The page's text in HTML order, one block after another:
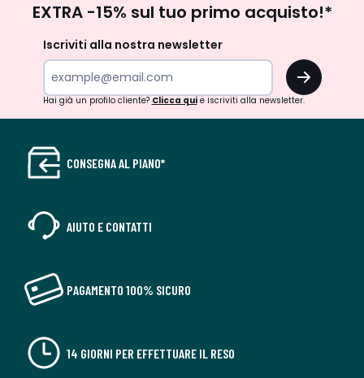
newsletter
EXTRA -15% sul tuo primo acquisto!*
Iscriviti alla nostra newsletter
OK
Hai già un profilo cliente? Clicca quie iscriviti alla newsletter.
CONSEGNA AL PIANO*
AIUTO E CONTATTI
PAGAMENTO 100% SICURO
14 GIORNI PER EFFETTUARE IL RESO